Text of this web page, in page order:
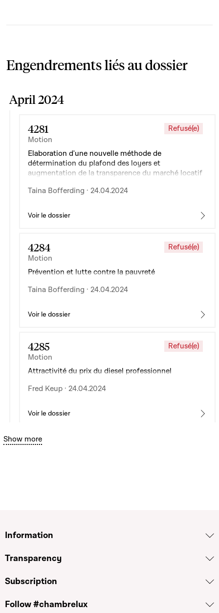
Engendrements liés au dossier
April 2024
4281
Motion
Refusé(e)
Elaboration d'une nouvelle méthode de
détermination du plafond des loyers et
augmentation de la transparence du marché locatif
Taina Bofferding · 24.04.2024
Voir le dossier
4284
Motion
Refusé(e)
Prévention et lutte contre la pauvreté
Taina Bofferding · 24.04.2024
Voir le dossier
4285
Motion
Refusé(e)
Attractivité du prix du diesel professionnel
Fred Keup · 24.04.2024
Voir le dossier
4286
Voir le dossier
4287
Credit scoring et Centrale de crédit
Sven Clement · 24.04.2024
Bouton graphique servant à afficher ou cacher tous les
Show more
Information
Transparency
Subscription
Follow #chambrelux